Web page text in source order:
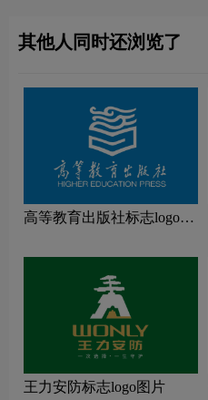
其他人同时还浏览了
高等教育出版社标志logo图
王力安防标志logo图片